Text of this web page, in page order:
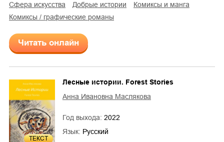
сфера искусства
добрые истории
комиксы и манга
комиксы / графические романы
Читать онлайн
ТЕКСТ
Лесные истории. Forest Stories
Анна Ивановна Маслякова
Год выхода: 2022
Язык: Русский